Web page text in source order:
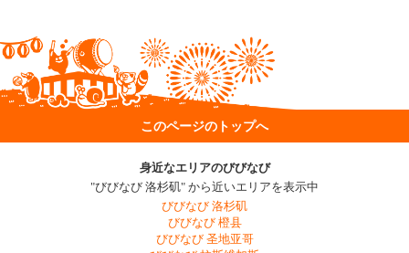
このページのトップへ
身近なエリアのびびなび
"びびなび 洛杉矶" から近いエリアを表示中
びびなび 洛杉矶
びびなび 橙县
びびなび 圣地亚哥